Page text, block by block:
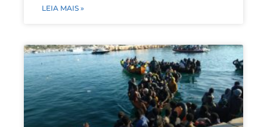
LEIA MAIS »